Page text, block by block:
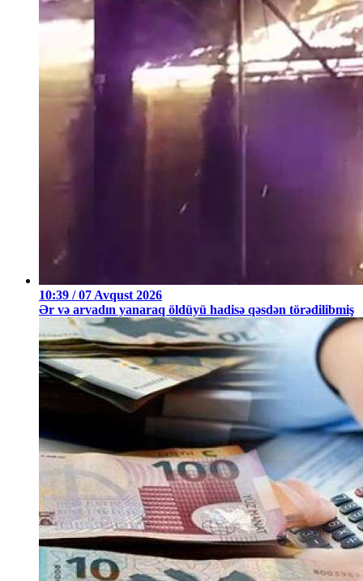
10:39 / 07 Avqust 2026
Ər və arvadın yanaraq öldüyü hadisə qəsdən törədilibmiş